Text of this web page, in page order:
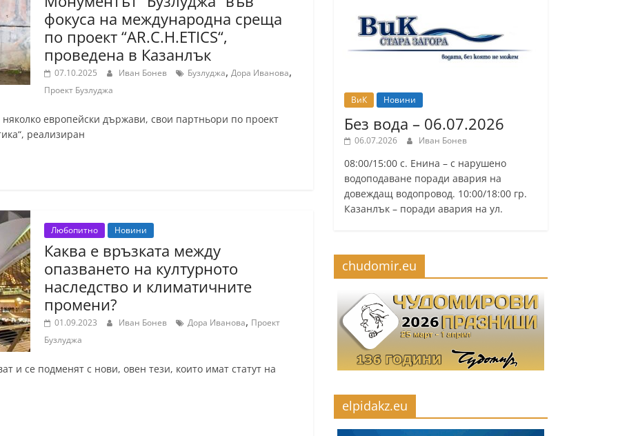
фокуса на международна среща
по проект “AR.C.H.ETICS“,
проведена в Казанлък
07.10.2025 Иван Бонев Бузлуджа, Дора Иванова,
Проект Бузлуджа
европейски държави, свои партньори по проект
реализиран
Любопитно Новини
Каква е връзката между
опазването на културното
наследство и климатичните
промени?
01.09.2023 Иван Бонев Дора Иванова, Проект
Бузлуджа
и се подменят с нови, овен тези, които имат статут на
ВиК Новини
Без вода – 06.07.2026
06.07.2026 Иван Бонев
08:00/15:00 с. Енина – с нарушено
водоподаване поради авария на
довеждащ водопровод. 10:00/18:00 гр.
Казанлък – поради авария на ул.
chudomir.eu
elpidakz.eu